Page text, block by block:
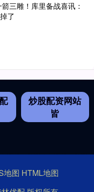
三雕！库里备战喜讯：
了
炒股配资网站
皆
地图 HTML地图